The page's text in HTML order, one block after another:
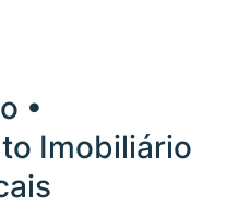
•
Imobiliário